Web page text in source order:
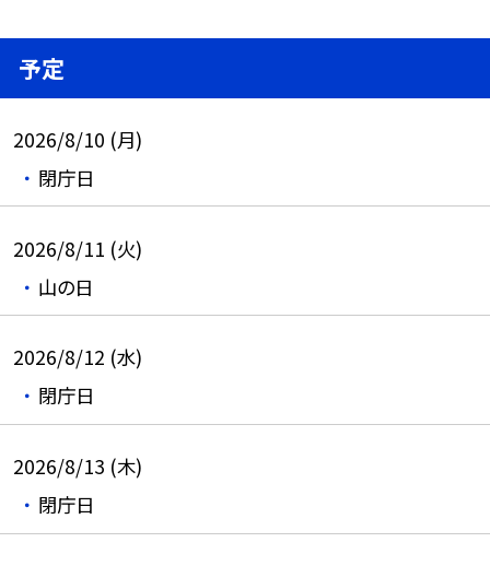
予定
2026/8/10 (月)
閉庁日
2026/8/11 (火)
山の日
2026/8/12 (水)
閉庁日
2026/8/13 (木)
閉庁日